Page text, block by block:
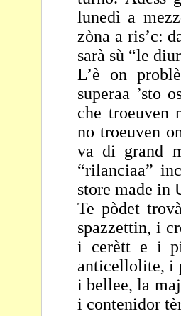
lunedì a
zòna a ris’c:
sarà sù “le
L’è on
superaa ’sto
che troeuven
no troeuven
va di grand
“rilanciaa”
store made in
Te pòdet
spazzettin, i
i cerètt e i
anticellolite, i
ibellee, la
i contenidor